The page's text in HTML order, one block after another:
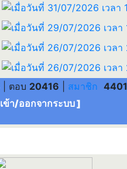
| ตอบ 20416 สมาชิก 4401
เข้า/ออกจากระบบ]